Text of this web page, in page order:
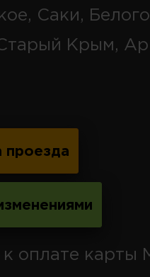
Саки,
Крым,
проезда
к оплате карты